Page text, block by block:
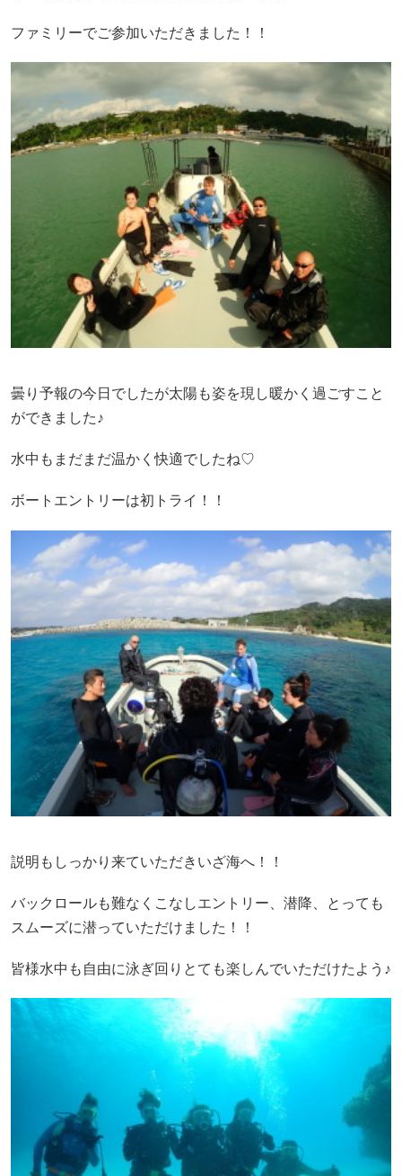
ファミリーでご参加いただきました！！
曇り予報の今日でしたが太陽も姿を現し暖かく過ごすこと
ができました♪
水中もまだまだ温かく快適でしたね♡
ボートエントリーは初トライ！！
説明もしっかり来ていただきいざ海へ！！
バックロールも難なくこなしエントリー、潜降、とっても
スムーズに潜っていただけました！！
皆様水中も自由に泳ぎ回りとても楽しんでいただけたよう♪